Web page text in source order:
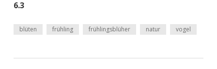
6.3
blüten frühling frühlingsblüher natur vogel